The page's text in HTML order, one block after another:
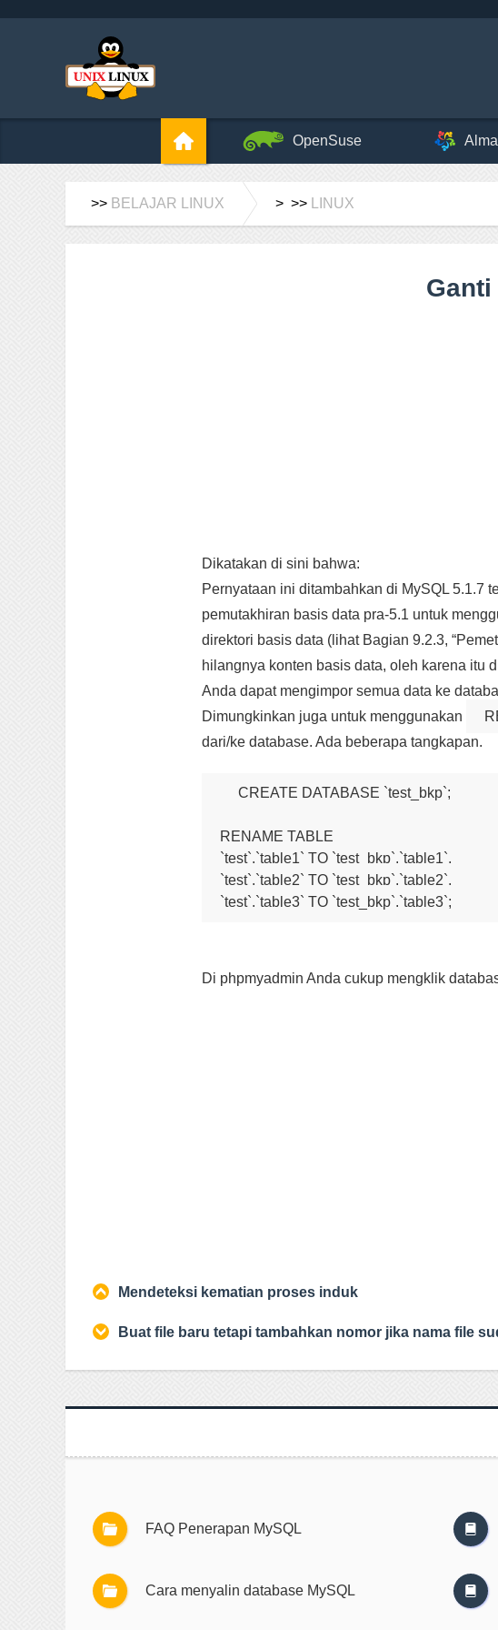
OpenSuse
>> BELAJAR LINUX > >> LINUX
Dikatakan di sini bahwa:
Pernyataan ini ditambahkan di MySQL 5.1.7
pemutakhiran basis data pra-5.1 untuk
direktori basis data (lihat Bagian 9.2.3,
hilangnya konten basis data, oleh karena itu
Anda dapat mengimpor semua data ke
Dimungkinkan juga untuk menggunakan
dari/ke database. Ada beberapa tangkapan.
CREATE DATABASE `test_bkp`;
RENAME TABLE
`test`.`table1` TO `test_bkp`.`table1`,
`test`.`table2` TO `test_bkp`.`table2`,
Di phpmyadmin Anda cukup mengklik
Mendeteksi kematian proses induk
Buat file baru tetapi tambahkan nomor jika nama file
FAQ Penerapan MySQL
Cara menyalin database MySQL